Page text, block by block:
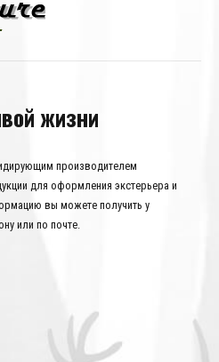
жизни
производителем
для оформления экстерьера и
вы можете получить у
или по почте.